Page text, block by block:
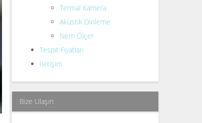
Termal Kamera
Akustik Dinleme
Nem Ölçer
Tespit Fiyatları
İletişim
Bize Ulaşın